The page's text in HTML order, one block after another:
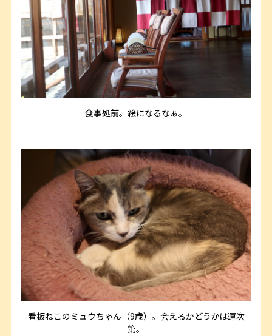
食事処前。絵になるなぁ。
看板ねこのミュウちゃん（9歳）。会えるかどうかは運次
第。